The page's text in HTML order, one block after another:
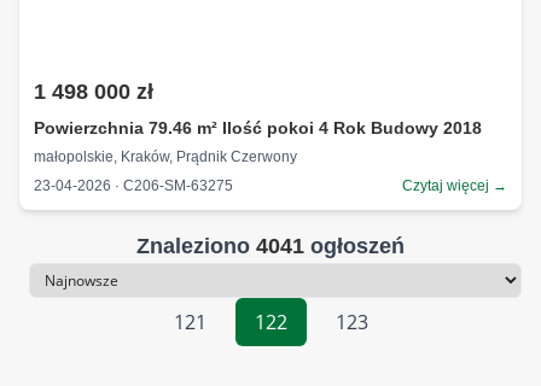
1 498 000 zł
Powierzchnia 79.46 m² Ilość pokoi 4 Rok Budowy 2018
małopolskie, Kraków, Prądnik Czerwony
23-04-2026 · C206-SM-63275
Czytaj więcej →
Znaleziono 4041 ogłoszeń
Sortowanie
121
122 123